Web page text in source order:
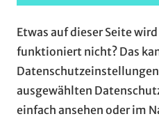
Etwas auf dieser Seite
funktioniert nicht? Das
ausgewählten
einfach ansehen oder im